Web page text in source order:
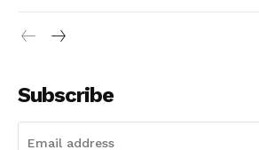
Subscribe